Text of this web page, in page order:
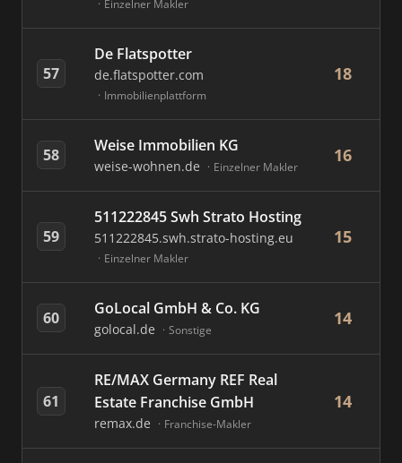
Einzelner Makler
57
De Flatspotter
de.flatspotter.com
Immobilienplattform
18
58 Weise Immobilien KG
weise-wohnen.de Einzelner Makler
16
59
511222845 Swh Strato Hosting
511222845.swh.strato-hosting.eu
Einzelner Makler
15
60 GoLocal GmbH & Co. KG
golocal.de Sonstige
14
61
RE/MAX Germany REF Real
Estate Franchise GmbH
remax.de Franchise-Makler
14